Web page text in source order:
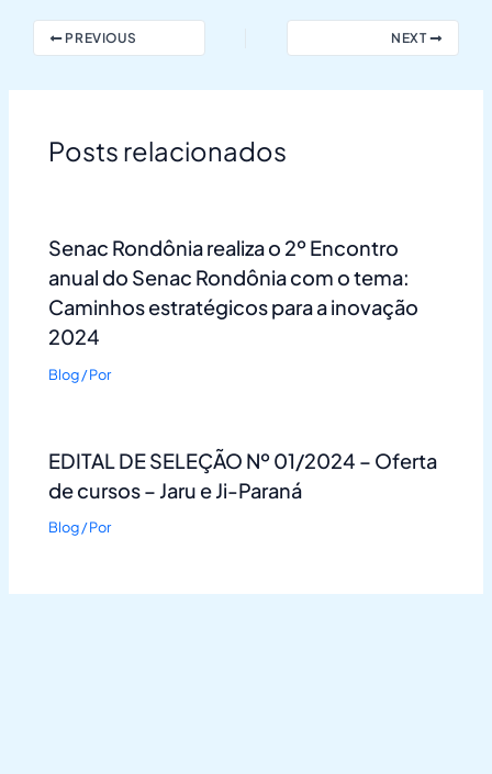
PREVIOUS NEXT
Posts relacionados
Senac Rondônia realiza o 2º Encontro
anual do Senac Rondônia com o tema:
Caminhos estratégicos para a inovação
2024
Blog/ Por
EDITAL DE SELEÇÃO Nº 01/2024 – Oferta
de cursos – Jaru e Ji-Paraná
Blog/ Por